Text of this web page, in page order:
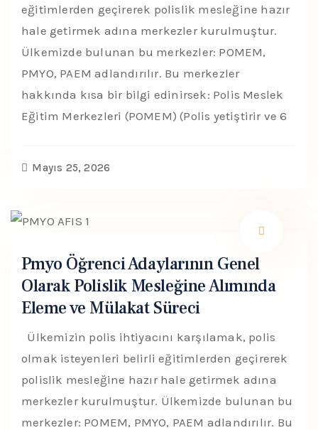
eğitimlerden geçirerek polislik mesleğine hazır
hale getirmek adına merkezler kurulmuştur.
Ülkemizde bulunan bu merkezler: POMEM,
PMYO, PAEM adlandırılır. Bu merkezler
hakkında kısa bir bilgi edinirsek: Polis Meslek
Eğitim Merkezleri (POMEM) (Polis yetiştirir ve 6
Mayıs 25, 2026
Pmyo Öğrenci Adaylarının Genel
Olarak Polislik Mesleğine Alımında
Eleme ve Mülakat Süreci
Ülkemizin polis ihtiyacını karşılamak, polis
olmak isteyenleri belirli eğitimlerden geçirerek
polislik mesleğine hazır hale getirmek adına
merkezler kurulmuştur. Ülkemizde bulunan bu
merkezler: POMEM, PMYO, PAEM adlandırılır. Bu